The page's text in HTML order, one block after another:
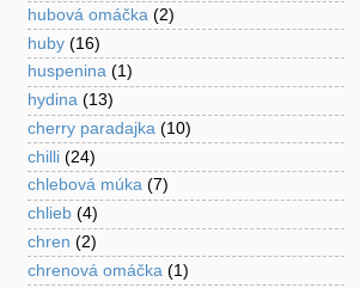
hubová omáčka (2)
huby (16)
huspenina (1)
hydina (13)
cherry paradajka (10)
chilli (24)
chlebová múka (7)
chlieb (4)
chren (2)
chrenová omáčka (1)